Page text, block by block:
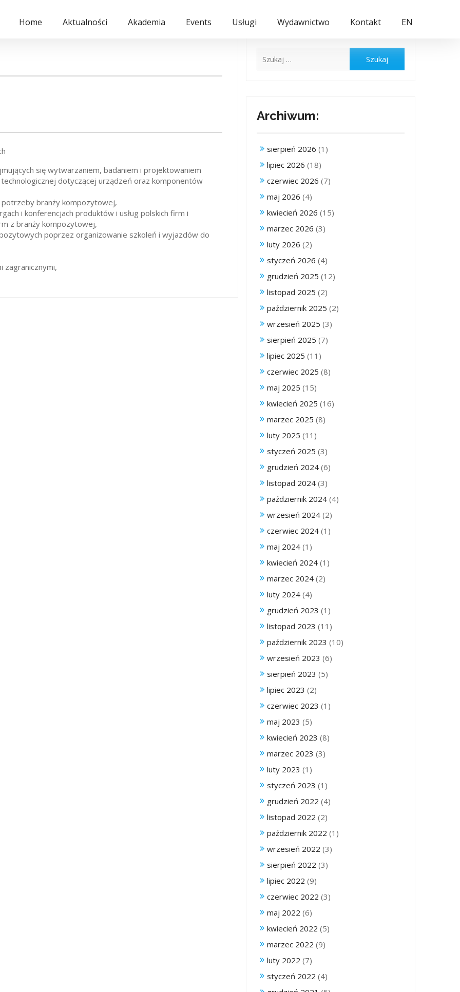
Home Aktualności Akademia Events Usługi Wydawnictwo Kontakt EN
się wytwarzaniem, badaniem i projektowaniem
dotyczącej urządzeń oraz komponentów
branży kompozytowej,
i konferencjach produktów i usług polskich firm i
z branży kompozytowej,
poprzez organizowanie szkoleń i wyjazdów do
zagranicznymi,
Archiwum:
sierpień 2026 (1)
lipiec 2026 (18)
czerwiec 2026 (7)
maj 2026 (4)
kwiecień 2026 (15)
marzec 2026 (3)
luty 2026 (2)
styczeń 2026 (4)
grudzień 2025 (12)
listopad 2025 (2)
październik 2025 (2)
wrzesień 2025 (3)
sierpień 2025 (7)
lipiec 2025 (11)
czerwiec 2025 (8)
maj 2025 (15)
kwiecień 2025 (16)
marzec 2025 (8)
luty 2025 (11)
styczeń 2025 (3)
grudzień 2024 (6)
listopad 2024 (3)
październik 2024 (4)
wrzesień 2024 (2)
czerwiec 2024 (1)
maj 2024 (1)
kwiecień 2024 (1)
marzec 2024 (2)
luty 2024 (4)
grudzień 2023 (1)
listopad 2023 (11)
październik 2023 (10)
wrzesień 2023 (6)
sierpień 2023 (5)
lipiec 2023 (2)
czerwiec 2023 (1)
maj 2023 (5)
kwiecień 2023 (8)
marzec 2023 (3)
luty 2023 (1)
styczeń 2023 (1)
grudzień 2022 (4)
listopad 2022 (2)
październik 2022 (1)
wrzesień 2022 (3)
sierpień 2022 (3)
lipiec 2022 (9)
czerwiec 2022 (3)
maj 2022 (6)
kwiecień 2022 (5)
marzec 2022 (9)
luty 2022 (7)
styczeń 2022 (4)